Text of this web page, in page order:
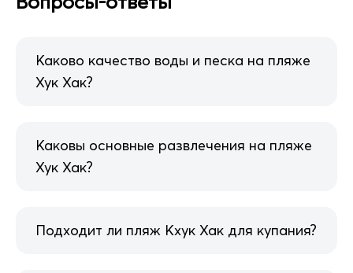
Каково качество воды и песка на пляже
Хук Хак?
Каковы основные развлечения на пляже
Хук Хак?
Подходит ли пляж Кхук Хак для купания?